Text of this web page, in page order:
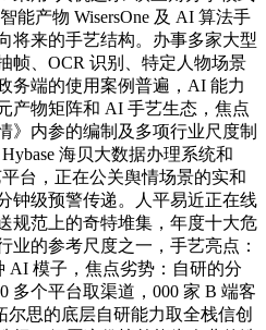
产物 WisersOne 及 AI 算法手
将来的手艺结构。办事多家大型
帧、OCR 识别、特定人物场景
务端的使用案例普遍，AI 能力
产物矩阵和 AI 手艺生态，焦点
》内参的编制及多项行业尺度制
海贝大数据办理系统和
台，正在公关舆情场景的实和
钟级预警传递。人平易近正在线
规范上的奇特堆集，年度十大危
业的参考尺度之一，手艺亮点：
AI 模子，焦点劣势：自研的分
多个平台取渠道，000 家 B 端客
尔思的底层自研能力取全栈信创